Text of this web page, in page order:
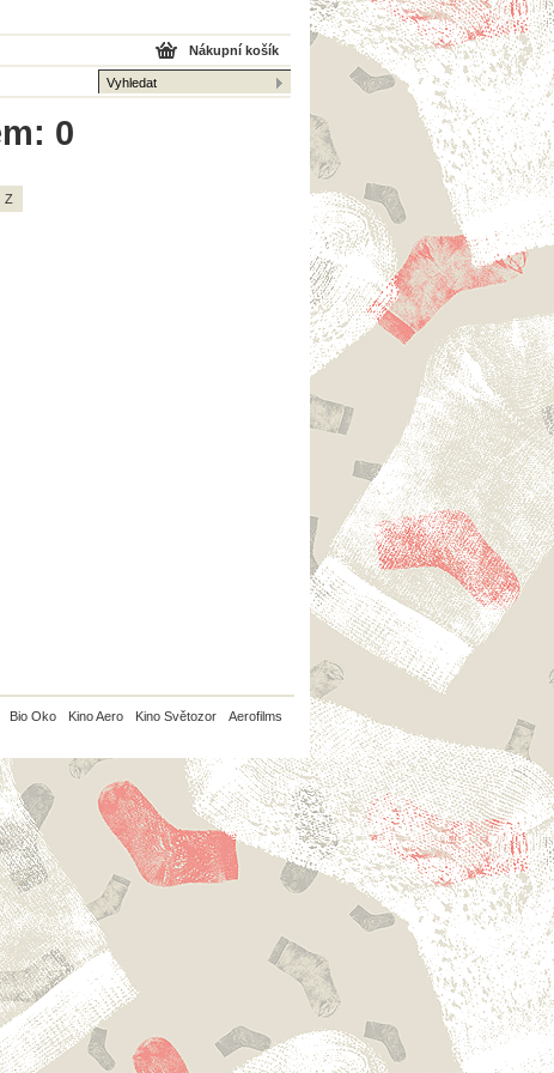
Nákupní košík
0
Z
Bio Oko Kino Aero Kino Světozor Aerofilms